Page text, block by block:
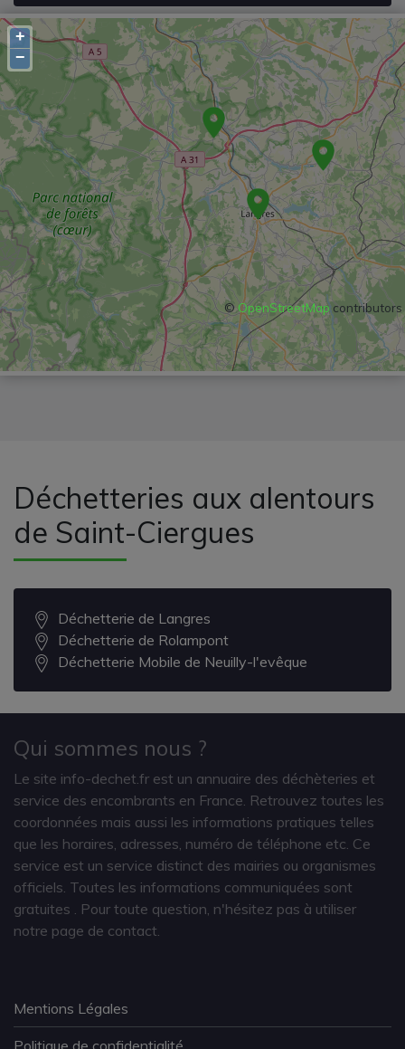
+
−
©OpenStreetMapcontributors
Déchetteries aux alentours
de Saint-Ciergues
Déchetterie de Langres
Déchetterie de Rolampont
Déchetterie Mobile de Neuilly-l'evêque
Qui sommes nous ?
Le site info-dechet.fr est un annuaire des déchèteries et
service des encombrants en France. Retrouvez toutes les
coordonnées mais aussi les informations pratiques telles
que les horaires, adresses, numéro de téléphone etc. Ce
service est un service distinct des mairies ou organismes
officiels. Toutes les informations communiquées sont
gratuites
. Pour toute question, n'hésitez pas à utiliser
notre page de contact.
Mentions Légales
Politique de confidentialité